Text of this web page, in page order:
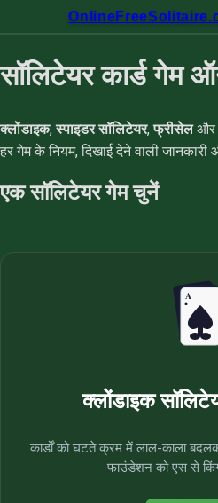
सॉलिटेयर कार्ड गेम
क्लोंडाइक,स्पाइडर सॉलिटेयर,फ्रीसेलऔर
हर गेम के नियम, दिखाई देने वाली
एक सॉलिटेयर गेम चुनें
क्लोंडाइक
कार्डों को घटते क्रम में लाल-काला
फाउंडेशन को एस से